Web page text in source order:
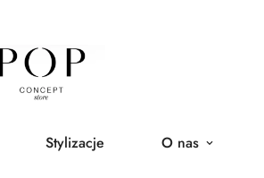
Stylizacje O nas